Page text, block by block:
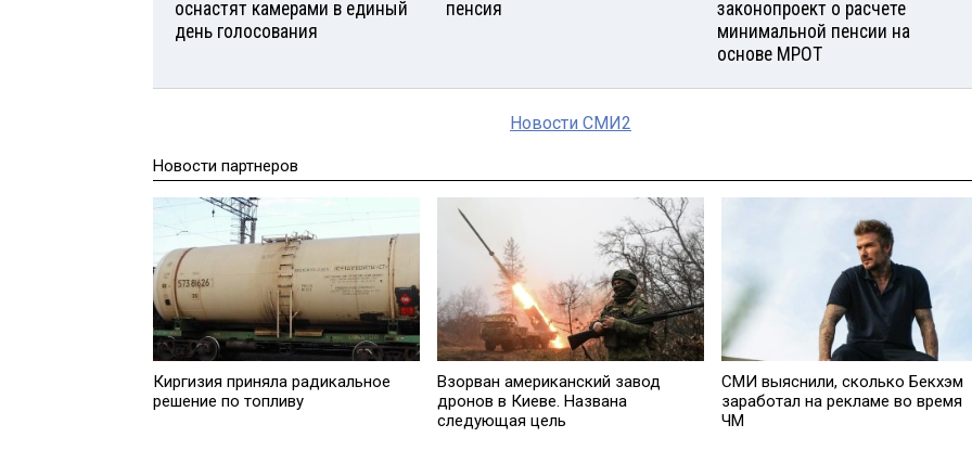
оснастят камерами в единый
день голосования
пенсия
законопроект о расчете
минимальной пенсии на
основе МРОТ
Новости СМИ2
Новости партнеров
Киргизия приняла радикальное
решение по топливу
Взорван американский завод
дронов в Киеве. Названа
следующая цель
СМИ выяснили, сколько Бекхэм
заработал на рекламе во время
ЧМ